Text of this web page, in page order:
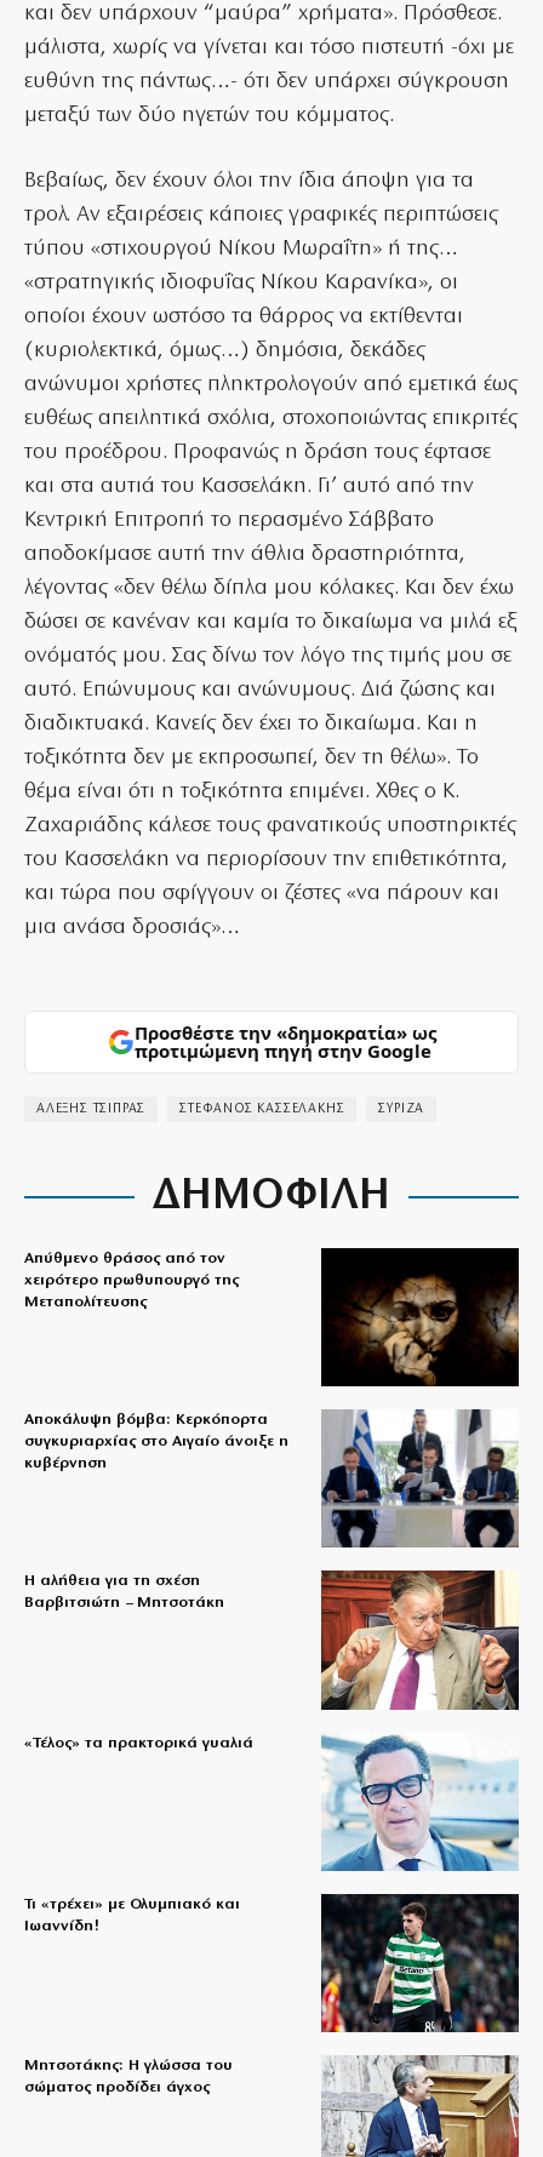
και δεν υπάρχουν “μαύρα” χρήματα». Πρόσθεσε.
μάλιστα, χωρίς να γίνεται και τόσο πιστευτή -όχι με
ευθύνη της πάντως…- ότι δεν υπάρχει σύγκρουση
μεταξύ των δύο ηγετών του κόμματος.
Βεβαίως, δεν έχουν όλοι την ίδια άποψη για τα
τρολ. Αν εξαιρέσεις κάποιες γραφικές περιπτώσεις
τύπου «στιχουργού Νίκου Μωραΐτη» ή της…
«στρατηγικής ιδιοφυΐας Νίκου Καρανίκα», οι
οποίοι έχουν ωστόσο τα θάρρος να εκτίθενται
(κυριολεκτικά, όμως…) δημόσια, δεκάδες
ανώνυμοι χρήστες πληκτρολογούν από εμετικά έως
ευθέως απειλητικά σχόλια, στοχοποιώντας επικριτές
του προέδρου. Προφανώς η δράση τους έφτασε
και στα αυτιά του Κασσελάκη. Γι’ αυτό από την
Κεντρική Επιτροπή το περασμένο Σάββατο
αποδοκίμασε αυτή την άθλια δραστηριότητα,
λέγοντας «δεν θέλω δίπλα μου κόλακες. Και δεν έχω
δώσει σε κανέναν και καμία το δικαίωμα να μιλά εξ
ονόματός μου. Σας δίνω τον λόγο της τιμής μου σε
αυτό. Επώνυμους και ανώνυμους. Διά ζώσης και
διαδικτυακά. Κανείς δεν έχει το δικαίωμα. Και η
τοξικότητα δεν με εκπροσωπεί, δεν τη θέλω». Το
θέμα είναι ότι η τοξικότητα επιμένει. Χθες ο Κ.
Ζαχαριάδης κάλεσε τους φανατικούς υποστηρικτές
του Κασσελάκη να περιορίσουν την επιθετικότητα,
και τώρα που σφίγγουν οι ζέστες «να πάρουν και
μια ανάσα δροσιάς»…
Προσθέστε την «δημοκρατία» ως
προτιμώμενη πηγή στην Google
ΑΛΕΞΗΣ ΤΣΙΠΡΑΣ ΣΤΕΦΑΝΟΣ ΚΑΣΣΕΛΑΚΗΣ ΣΥΡΙΖΑ
ΔΗΜΟΦΙΛΗ
Απύθμενο θράσος από τον
χειρότερο πρωθυπουργό της
Μεταπολίτευσης
Αποκάλυψη βόμβα: Κερκόπορτα
συγκυριαρχίας στο Αιγαίο άνοιξε η
κυβέρνηση
Η αλήθεια για τη σχέση
Βαρβιτσιώτη – Μητσοτάκη
«Τέλος» τα πρακτορικά γυαλιά
Τι «τρέχει» με Ολυμπιακό και
Ιωαννίδη!
Μητσοτάκης: Η γλώσσα του
σώματος προδίδει άγχος